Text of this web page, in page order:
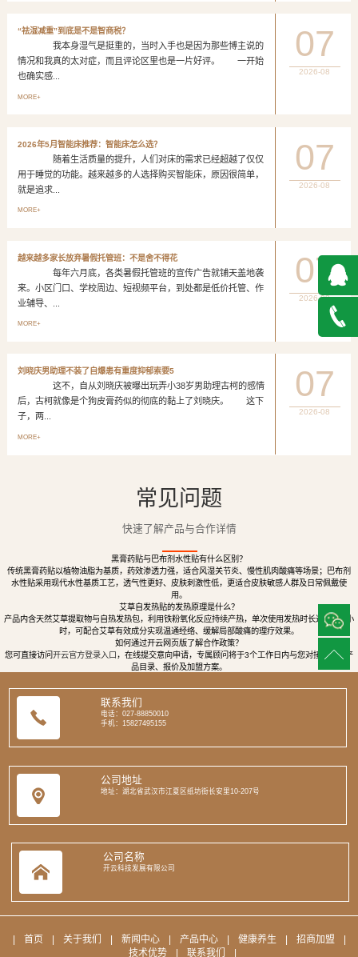
“祛湿减重”到底是不是智商税？
我本身湿气是挺重的，当时入手也是因为那些博主说的
情况和我真的太对症，而且评论区里也是一片好评。 一开始
也确实感...
MORE+
07
2026-08
2026年5月智能床推荐：智能床怎么选？
随着生活质量的提升，人们对床的需求已经超越了仅仅
用于睡觉的功能。越来越多的人选择购买智能床，原因很简单，
就是追求...
MORE+
07
2026-08
越来越多家长放弃暑假托管班：不是舍不得花
每年六月底，各类暑假托管班的宣传广告就铺天盖地袭
来。小区门口、学校周边、短视频平台，到处都是低价托管、作
业辅导、...
MORE+
07
2026-08
刘晓庆男助理不装了自爆患有重度抑郁索要5
这不，自从刘晓庆被曝出玩弄小38岁男助理古柯的感情
后，古柯就像是个狗皮膏药似的彻底的黏上了刘晓庆。 这下
子，两...
MORE+
07
2026-08
常见问题
快速了解产品与合作详情
黑膏药贴与巴布剂水性贴有什么区别？
传统黑膏药贴以植物油脂为基质，药效渗透力强，适合风湿关节炎、慢性肌肉酸痛等场景；巴布剂
水性贴采用现代水性基质工艺，透气性更好、皮肤刺激性低，更适合皮肤敏感人群及日常佩戴使
用。
艾草自发热贴的发热原理是什么？
产品内含天然艾草提取物与自热发热包，利用铁粉氧化反应持续产热，单次使用发热时长达8至12小
时，可配合艾草有效成分实现温通经络、缓解局部酸痛的理疗效果。
如何通过开云网页版了解合作政策？
您可直接访问 开云官方登录入口，在线提交意向申请，专属顾问将于3个工作日内与您对接，提供产
品目录、报价及加盟方案。
联系我们
电话：027-88850010
手机：15827495155
公司地址
地址：湖北省武汉市江夏区纸坊街长安里10-207号
公司名称
开云科技发展有限公司
首页 关于我们 新闻中心 产品中心 健康养生 招商加盟
技术优势
联系我们
QQ在